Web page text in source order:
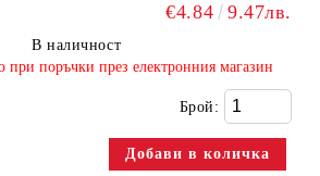
€4.84 9.47лв.
В наличност
при поръчки през електронния магазин
Брой: